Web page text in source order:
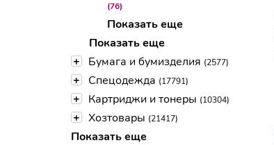
(76)
Показать еще
Показать еще
+
Бумага и бумизделия (2577)
+ Спецодежда (17791)
+ Картриджи и тонеры (10304)
+ Хозтовары (21417)
Показать еще